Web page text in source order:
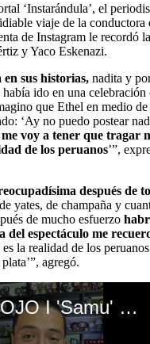
‘Instarándula’, el
viaje de la conductora
de Instagram le recordó
y Yaco Eskenazi.
sus historias, nadita y
había ido en una celebración
que Ethel en medio
‘Ay no puedo postear
voy a tener que tragar
de los peruanos’”,
después de
yates, de champaña y
de mucho esfuerzo
del espectáculo me
la realidad de los
agregó.
CORREO Y OJO I 'Samu' de Instarándula le recuerda sus palabras a Ethel Pozo tras disfrutar de lujoso viaje con su hija